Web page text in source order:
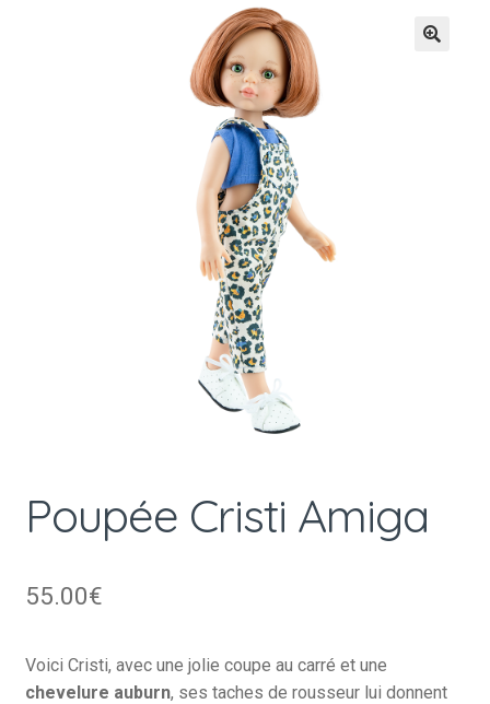
Poupée Cristi Amiga
55.00€
Voici Cristi, avec une jolie coupe au carré et une
chevelure auburn, ses taches de rousseur lui donnent